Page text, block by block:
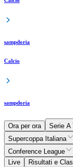
sampdoria
Calcio
sampdoria
Ora per ora Serie A
Supercoppa Italiana
Conference League
Live
Risultati e